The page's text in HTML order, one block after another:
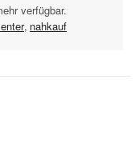
verfügbar.
, nahkauf